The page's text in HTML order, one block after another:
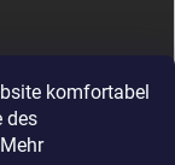
komfortabel
des